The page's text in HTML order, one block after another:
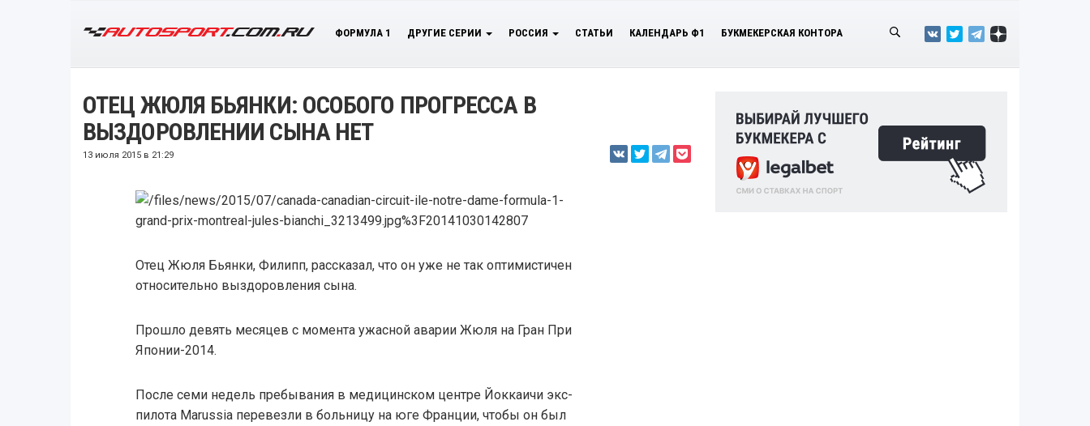
ФОРМУЛА 1 ДРУГИЕ СЕРИИ РОССИЯ СТАТЬИ КАЛЕНДАРЬ Ф1 БУКМЕКЕРСКАЯ КОНТОРА
ОТЕЦ ЖЮЛЯ БЬЯНКИ: ОСОБОГО ПРОГРЕССА В
ВЫЗДОРОВЛЕНИИ СЫНА НЕТ
13 июля 2015 в 21:29
Отец Жюля Бьянки, Филипп, рассказал, что он уже не так оптимистичен
относительно выздоровления сына.
Прошло девять месяцев с момента ужасной аварии Жюля на Гран При
Японии-2014.
После семи недель пребывания в медицинском центре Йоккаичи экс-
пилота Marussia перевезли в больницу на юге Франции, чтобы он был